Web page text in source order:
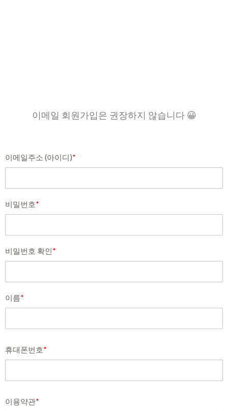
이메일 회원가입은 권장하지 않습니다 😀
이메일주소 (아이디)*
비밀번호*
비밀번호 확인*
이름*
휴대폰번호*
이용약관*